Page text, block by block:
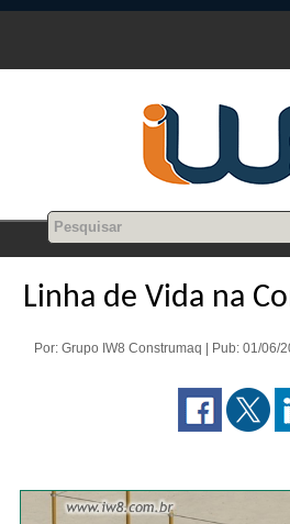
Linha de Vida na
Por: Grupo IW8 Construmaq | Pub: 01/06/